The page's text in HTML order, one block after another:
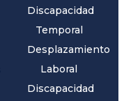
Discapacidad
Temporal
Desplazamiento
Laboral
Discapacidad